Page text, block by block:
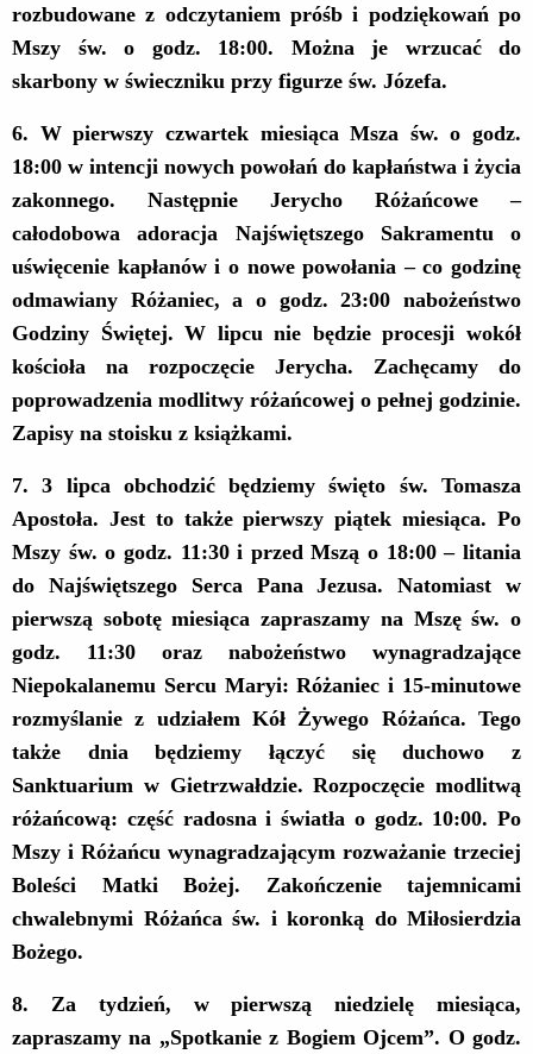
rozbudowane z odczytaniem próśb i podziękowań po
Mszy św. o godz. 18:00. Można je wrzucać do
skarbony w świeczniku przy figurze św. Józefa.
6. W pierwszy czwartek miesiąca Msza św. o godz.
18:00 w intencji nowych powołań do kapłaństwa i życia
zakonnego. Następnie Jerycho Różańcowe –
całodobowa adoracja Najświętszego Sakramentu o
uświęcenie kapłanów i o nowe powołania – co godzinę
odmawiany Różaniec, a o godz. 23:00 nabożeństwo
Godziny Świętej. W lipcu nie będzie procesji wokół
kościoła na rozpoczęcie Jerycha. Zachęcamy do
poprowadzenia modlitwy różańcowej o pełnej godzinie.
Zapisy na stoisku z książkami.
7. 3 lipca obchodzić będziemy święto św. Tomasza
Apostoła. Jest to także pierwszy piątek miesiąca. Po
Mszy św. o godz. 11:30 i przed Mszą o 18:00 – litania
do Najświętszego Serca Pana Jezusa. Natomiast w
pierwszą sobotę miesiąca zapraszamy na Mszę św. o
godz. 11:30 oraz nabożeństwo wynagradzające
Niepokalanemu Sercu Maryi: Różaniec i 15-minutowe
rozmyślanie z udziałem Kół Żywego Różańca. Tego
także dnia będziemy łączyć się duchowo z
Sanktuarium w Gietrzwałdzie. Rozpoczęcie modlitwą
różańcową: część radosna i światła o godz. 10:00. Po
Mszy i Różańcu wynagradzającym rozważanie trzeciej
Boleści Matki Bożej. Zakończenie tajemnicami
chwalebnymi Różańca św. i koronką do Miłosierdzia
Bożego.
8. Za tydzień, w pierwszą niedzielę miesiąca,
zapraszamy na „Spotkanie z Bogiem Ojcem”. O godz.